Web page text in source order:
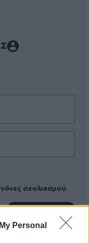
Personal
σχολιασμού